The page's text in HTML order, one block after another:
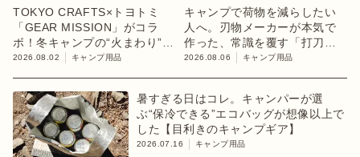
TOKYO CRAFTS×トヨトミ
「GEAR MISSION」がコラ
ボ！冬キャンプの“火まわり”を
担う限定K3クッキングストー
2026.08.02 キャンプ用品
キャンプで荷物を減らしたい
人へ。刃物メーカーが本気で
作った、常識を覆す「打刀」
ペグ
2026.08.06 キャンプ用品
暑すぎる日はコレ。キャンパーが選
ぶ“保冷できる”エコバッグが想像以上で
した【目利きのキャンプギア】
2026.07.16 キャンプ用品